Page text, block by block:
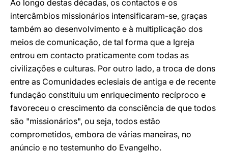
Ao longo destas décadas, os contactos e os
intercâmbios missionários intensificaram-se, graças
também ao desenvolvimento e à multiplicação dos
meios de comunicação, de tal forma que a Igreja
entrou em contacto praticamente com todas as
civilizações e culturas. Por outro lado, a troca de dons
entre as Comunidades eclesiais de antiga e de recente
fundação constituiu um enriquecimento recíproco e
favoreceu o crescimento da consciência de que todos
são "missionários", ou seja, todos estão
comprometidos, embora de várias maneiras, no
anúncio e no testemunho do Evangelho.